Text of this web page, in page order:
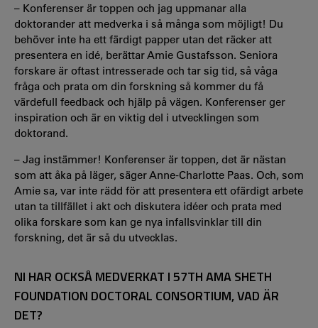
– Konferenser är toppen och jag uppmanar alla
doktorander att medverka i så många som möjligt! Du
behöver inte ha ett färdigt papper utan det räcker att
presentera en idé, berättar Amie Gustafsson. Seniora
forskare är oftast intresserade och tar sig tid, så våga
fråga och prata om din forskning så kommer du få
värdefull feedback och hjälp på vägen. Konferenser ger
inspiration och är en viktig del i utvecklingen som
doktorand.
– Jag instämmer! Konferenser är toppen, det är nästan
som att åka på läger, säger Anne-Charlotte Paas. Och, som
Amie sa, var inte rädd för att presentera ett ofärdigt arbete
utan ta tillfället i akt och diskutera idéer och prata med
olika forskare som kan ge nya infallsvinklar till din
forskning, det är så du utvecklas.
NI HAR OCKSÅ MEDVERKAT I 57TH AMA SHETH
FOUNDATION DOCTORAL CONSORTIUM, VAD ÄR
DET?